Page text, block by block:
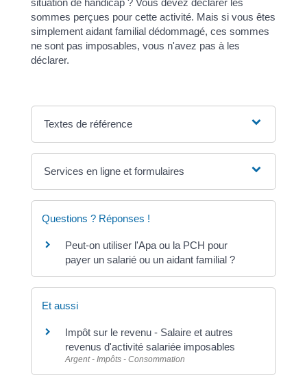
sommes perçues pour cette activité. Mais si vous êtes
simplement aidant familial dédommagé, ces sommes
ne sont pas imposables, vous n'avez pas à les
déclarer.
Textes de référence
Services en ligne et formulaires
Questions ? Réponses !
Peut-on utiliser l'Apa ou la PCH pour
payer un salarié ou un aidant familial ?
Et aussi
Impôt sur le revenu - Salaire et autres
revenus d'activité salariée imposables
Argent - Impôts - Consommation